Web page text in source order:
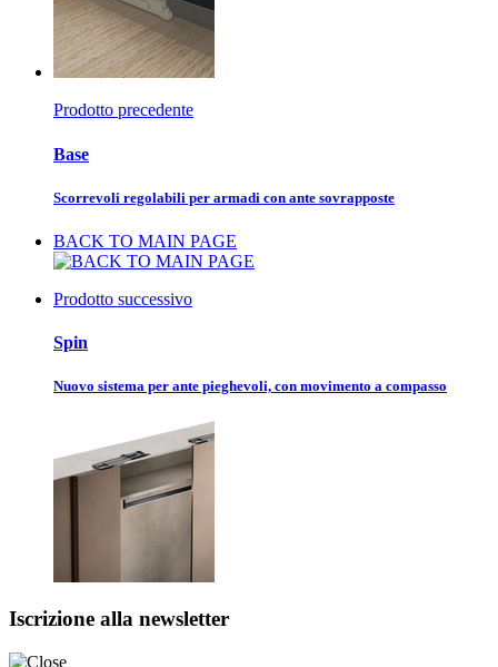
Prodotto precedente
Base
Scorrevoli regolabili per armadi con ante sovrapposte
BACK TO MAIN PAGE
Prodotto successivo
Spin
Nuovo sistema per ante pieghevoli, con movimento a compasso
Iscrizione alla newsletter